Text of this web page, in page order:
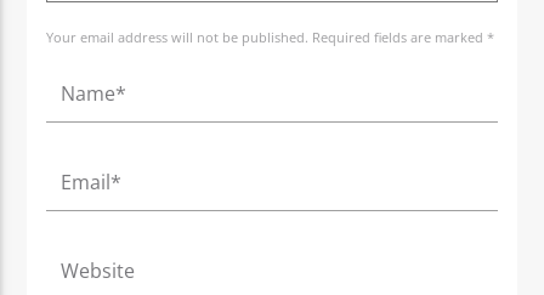
Your email address will not be published. Required fields are marked *